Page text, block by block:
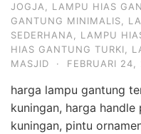
JOGJA, LAMPU HIAS
GANTUNG MINIMALIS,
SEDERHANA, LAMPU
HIAS GANTUNG TURKI,
MASJID
· FEBRUARI 24,
harga lampu gantung
kuningan, harga
kuningan, pintu